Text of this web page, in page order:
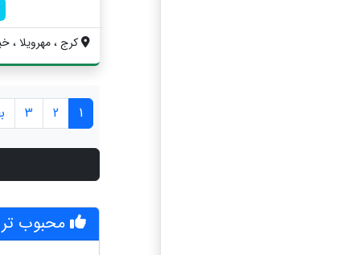
کرج ، مهرویلا ،
1
2
3
محبوب